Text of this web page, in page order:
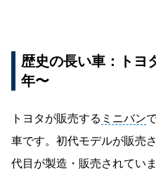
歴史の長い車：トヨ
年〜
トヨタが販売する ミニバン
車です。初代モデルが販売
代目が製造・販売されていま